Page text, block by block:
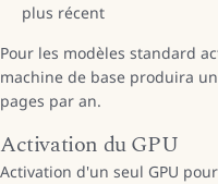
plus récent
Pour les modèles standard
machine de base produira
pages par an.
Activation du GPU
Activation d'un seul GPU